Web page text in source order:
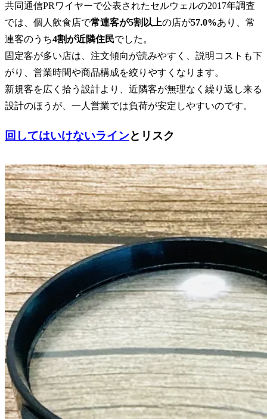
共同通信PRワイヤーで公表されたセルウェルの2017年調査
では、個人飲食店で常連客が5割以上の店が57.0%あり、常
連客のうち4割が近隣住民でした。
固定客が多い店は、注文傾向が読みやすく、説明コストも下
がり、営業時間や商品構成を絞りやすくなります。
新規客を広く拾う設計より、近隣客が無理なく繰り返し来る
設計のほうが、一人営業では負荷が安定しやすいのです。
回してはいけないラインとリスク